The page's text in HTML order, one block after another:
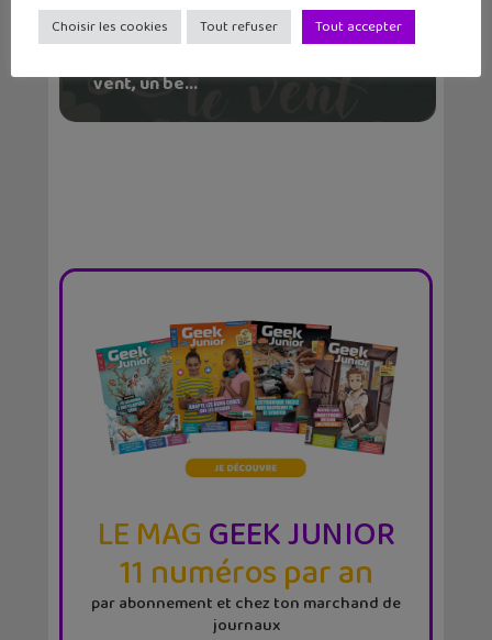
vent, un be...
LE MAGGEEK JUNIOR
11 numéros par an
par abonnement et chez ton marchand de
journaux
Choisir les cookies Tout refuser Tout accepter